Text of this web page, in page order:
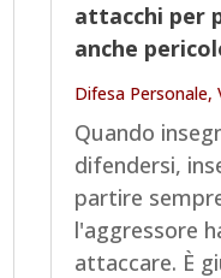
attacchi per
anche
Difesa Personale,
Quando
difendersi,
partire
l'aggressore
attaccare. È